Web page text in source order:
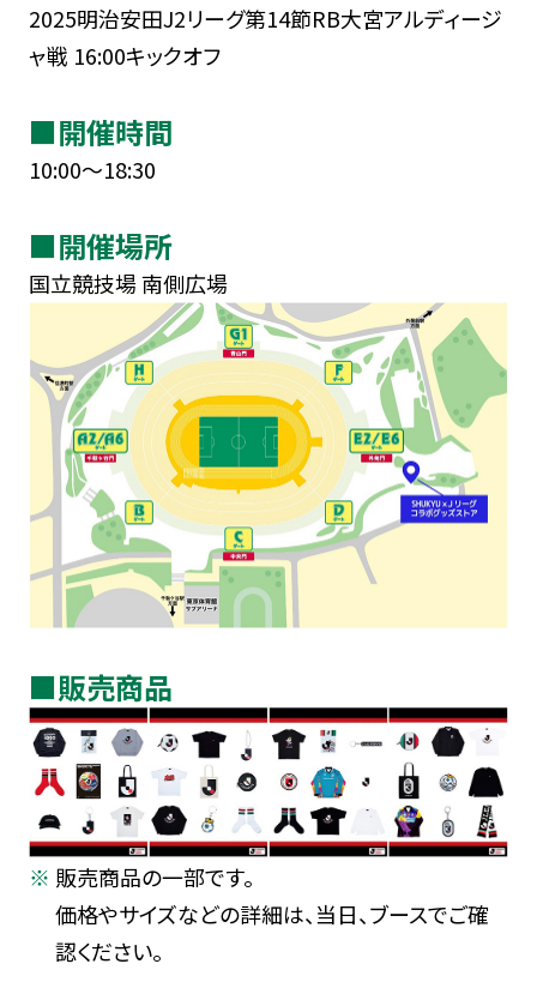
2025明治安田J2リーグ第14節RB大宮アルディージ
ャ戦 16:00キックオフ
■開催時間
10:00～18:30
■開催場所
国立競技場 南側広場
■販売商品
販売商品の一部です。
価格やサイズなどの詳細は、当日、ブースでご確
認ください。